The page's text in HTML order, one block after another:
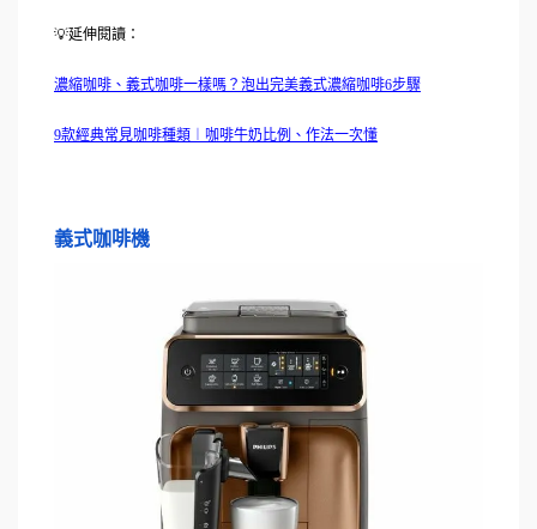
💡延伸閱讀：
濃縮咖啡、義式咖啡一樣嗎？泡出完美義式濃縮咖啡6步驟
9款經典常見咖啡種類︱咖啡牛奶比例、作法一次懂
義式咖啡機